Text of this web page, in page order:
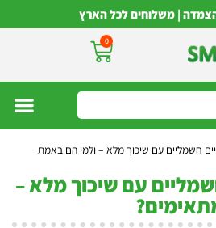
0
חשמליים עם שיכוך מלא – ולמי הם באמת
עם שיכוך מלא –